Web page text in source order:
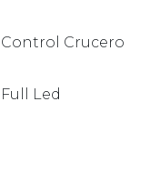
Control Crucero
Full Led